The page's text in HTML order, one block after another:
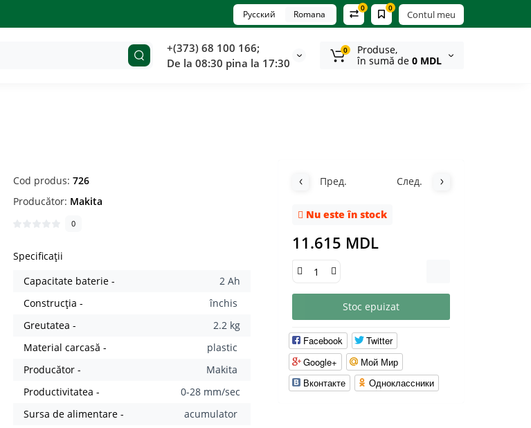
Contul meu
0
0
Русский Romana
+(373) 68 100 166;
De la 08:30 pina la 17:30
0
Produse,
în sumă de 0 MDL
Cod produs:726
Producător: Makita
0
Specificații
Capacitate baterie -
2 Ah
Construcția -
închis
Greutatea -
2.2 kg
Material carcasă -
plastic
Producător -
Makita
Productivitatea -
0-28 mm/sec
Sursa de alimentare -
acumulator
Пред. След.
Nu este în stock
11.615 MDL
Stoc epuizat
Facebook
Twitter
Google+
Мой Мир
Вконтакте
Одноклассники